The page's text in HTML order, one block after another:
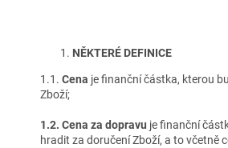
NĚKTERÉ DEFINICE
1.1. Cena je finanční částka, kterou
Zboží;
1.2. Cena za dopravu je finanční
hradit za doručení Zboží, a to včetně